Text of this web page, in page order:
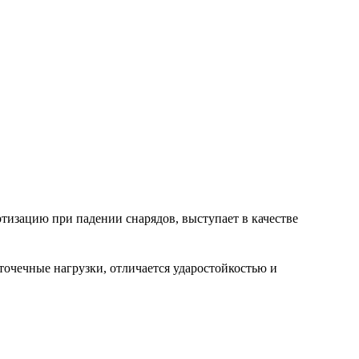
при падении снарядов, выступает в качестве
нагрузки, отличается ударостойкостью и